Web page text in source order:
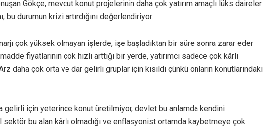
Gökçe, mevcut konut projelerinin daha çok yatırım amaçlı lüks daireler
bu durumun krizi artırdığını değerlendiriyor:
marjı çok yüksek olmayan işlerde, işe başladıktan bir süre sonra zarar eder
fiyatlarının çok hızlı arttığı bir yerde, yatırımcı sadece çok kârlı
daha çok orta ve dar gelirli gruplar için kısıldı çünkü onların konutlarındaki
gelirli için yeterince konut üretilmiyor, devlet bu anlamda kendini
bu alan kârlı olmadığı ve enflasyonist ortamda kaybetmeye çok